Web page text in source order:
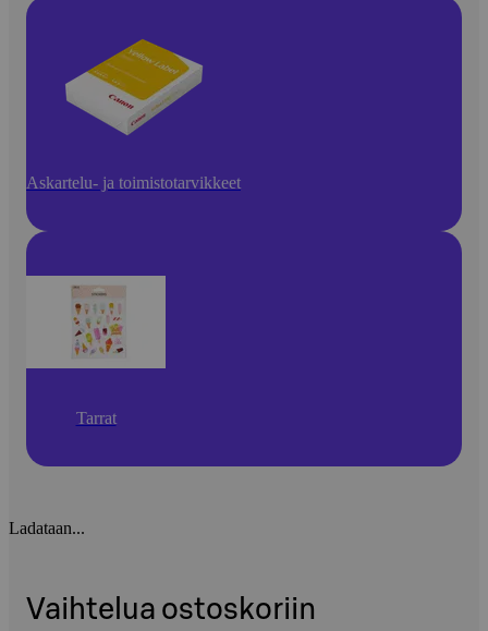
Askartelu- ja toimistotarvikkeet
Tarrat
Ladataan...
Vaihtelua ostoskoriin